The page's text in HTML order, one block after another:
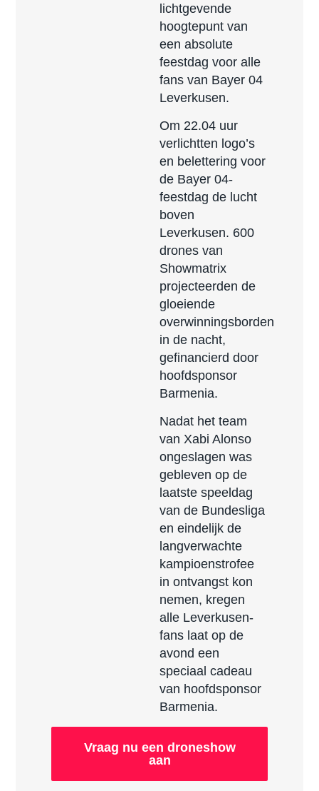
lichtgevende
hoogtepunt van
een absolute
feestdag voor alle
fans van Bayer 04
Leverkusen.
Om 22.04 uur
verlichtten logo’s
en belettering voor
de Bayer 04-
feestdag de lucht
boven
Leverkusen. 600
drones van
Showmatrix
projecteerden de
gloeiende
overwinningsborden
in de nacht,
gefinancierd door
hoofdsponsor
Barmenia.
Nadat het team
van Xabi Alonso
ongeslagen was
gebleven op de
laatste speeldag
van de Bundesliga
en eindelijk de
langverwachte
kampioenstrofee
in ontvangst kon
nemen, kregen
alle Leverkusen-
fans laat op de
avond een
speciaal cadeau
van hoofdsponsor
Barmenia.
Vraag nu een droneshow
aan